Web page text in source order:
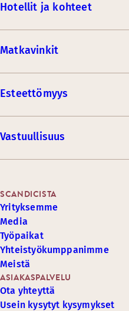
Hotellit ja kohteet
Matkavinkit
Esteettömyys
Vastuullisuus
ASIAKASPALVELU
Ota yhteyttä
Usein kysytyt kysymykset
SCANDICISTA
Yrityksemme
Media
Työpaikat
Yhteistyökumppanimme
Meistä